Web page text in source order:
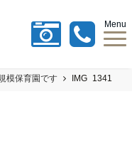
Menu
模保育園です IMG_1341